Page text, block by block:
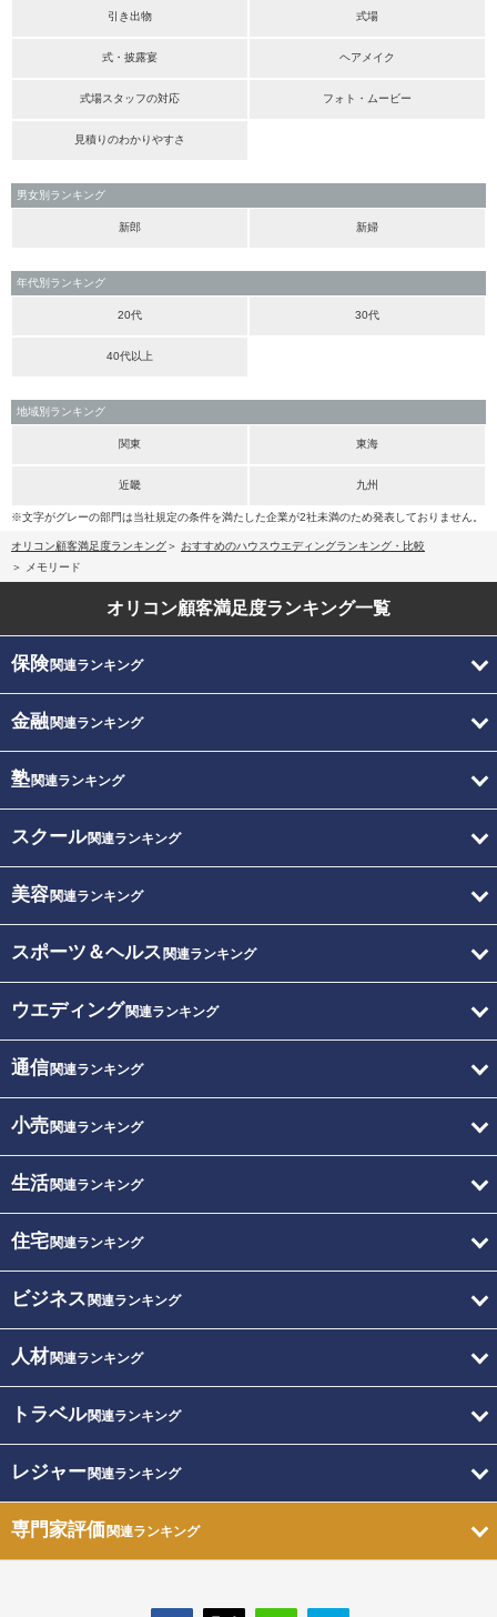
引き出物 式場
式・披露宴 ヘアメイク
式場スタッフの対応 フォト・ムービー
見積りのわかりやすさ
男女別ランキング
新郎 新婦
年代別ランキング
20代 30代
40代以上
地域別ランキング
関東 東海
近畿 九州
※文字がグレーの部門は当社規定の条件を満たした企業が2社未満のため発表しておりません。
オリコン顧客満足度ランキング
おすすめのハウスウエディングランキング・比較
メモリード
オリコン顧客満足度ランキング一覧
保険関連ランキング
金融関連ランキング
塾関連ランキング
スクール関連ランキング
美容関連ランキング
スポーツ＆ヘルス 関連ランキング
ウエディング関連ランキング
通信関連ランキング
小売関連ランキング
生活関連ランキング
住宅関連ランキング
ビジネス 関連ランキング
人材関連ランキング
トラベル関連ランキング
レジャー関連ランキング
専門家評価関連ランキング